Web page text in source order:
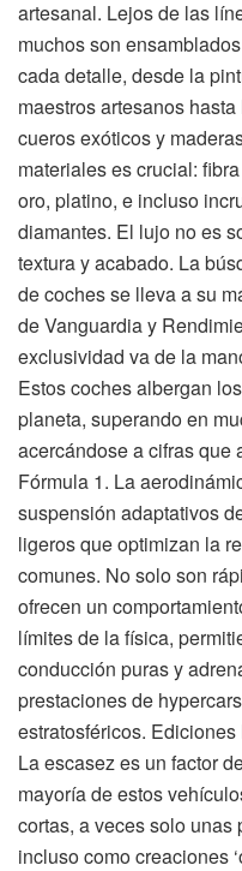
artesanal. Lejos de las
muchos son
cada detalle, desde la
maestros artesanos
cueros exóticos y
materiales es crucial:
oro, platino, e incluso
diamantes. El lujo no es
textura y acabado. La
de coches se lleva a su
de Vanguardia y
exclusividad va de la
Estos coches albergan
planeta, superando en
acercándose a cifras que
Fórmula 1. La
suspensión adaptativos
ligeros que optimizan la
comunes. No solo son
ofrecen un
límites de la física,
conducción puras y
prestaciones de
estratosféricos. Ediciones
La escasez es un factor
mayoría de estos
cortas, a veces solo
incluso como creaciones